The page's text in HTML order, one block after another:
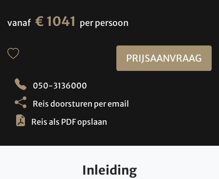
vanaf € 1041 per persoon
PRIJSAANVRAAG
050-3136000
Reis doorsturen per email
Reis als PDF opslaan
Inleiding